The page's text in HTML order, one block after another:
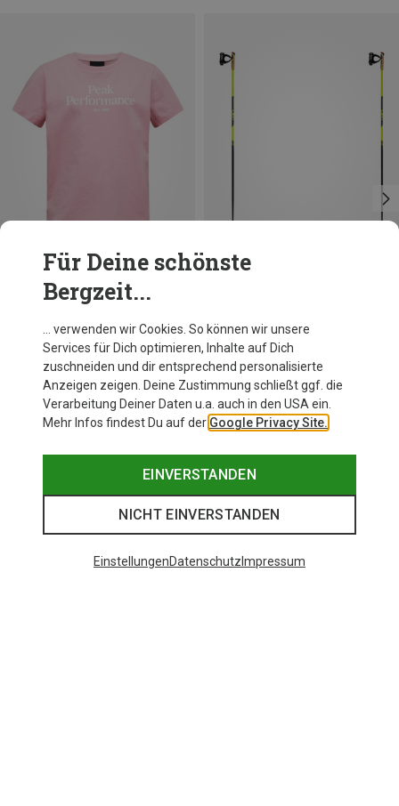
Peak Performance
Kinder Original T-Shirt
CHF 34.95
140 150
160
Für Deine schönste
Bergzeit...
… verwenden wir Cookies. So können wir unsere
Services für Dich optimieren, Inhalte auf Dich
zuschneiden und dir entsprechend personalisierte
Anzeigen zeigen. Deine Zustimmung schließt ggf. die
Verarbeitung Deiner Daten u.a. auch in den USA ein.
Mehr Infos findest Du auf der Google Privacy Site.
EINVERSTANDEN
NICHT EINVERSTANDEN
EinstellungenDatenschutz Impressum